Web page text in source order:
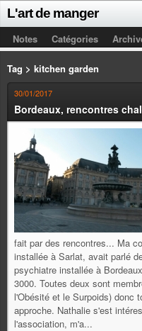
L'art de manger
Notes Catégories
Tag > kitchen garden
30/01/2017
Bordeaux, rencontres
fait par des rencontres... Ma
installée à Sarlat, avait parlé
psychiatre installée à
3000. Toutes deux sont
l'Obésité et le Surpoids) donc
approche. Nathalie s'est
l'association, m'a...